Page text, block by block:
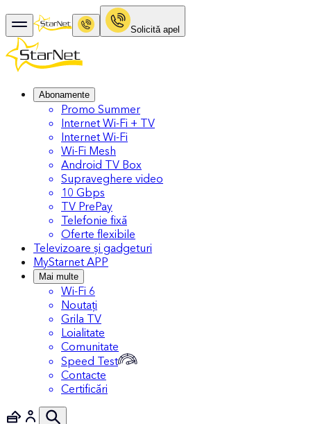
Solicitǎ apel
Abonamente
Promo Summer
Internet Wi-Fi + TV
Internet Wi-Fi
Wi-Fi Mesh
Android TV Box
Supraveghere video
10 Gbps
TV PrePay
Telefonie fixă
Oferte flexibile
Televizoare și gadgeturi
MyStarnet APP
Mai multe
Wi-Fi 6
Noutați
Grila TV
Loialitate
Comunitate
Speed Test
Contacte
Certificări